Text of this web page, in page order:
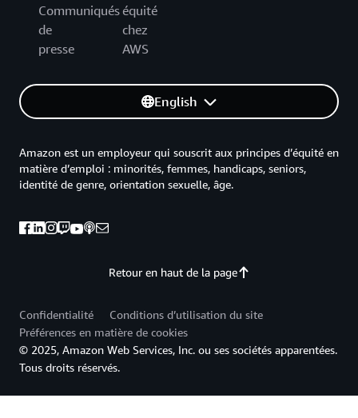
Communiqués
de
presse
équité
chez
AWS
English
Retour en haut de la page
Amazon est un employeur qui souscrit aux principes d’équité en
matière d’emploi : minorités, femmes, handicaps, seniors,
identité de genre, orientation sexuelle, âge.
Confidentialité
Conditions d’utilisation du site
Préférences en matière de cookies
© 2025, Amazon Web Services, Inc. ou ses sociétés apparentées.
Tous droits réservés.